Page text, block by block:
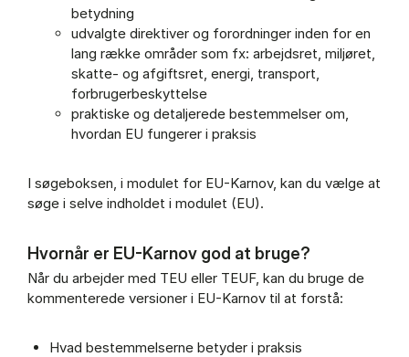
betydning
udvalgte direktiver og forordninger inden for en
lang række områder som fx: arbejdsret, miljøret,
skatte- og afgiftsret, energi, transport,
forbrugerbeskyttelse
praktiske og detaljerede bestemmelser om,
hvordan EU fungerer i praksis
I søgeboksen, i modulet for EU-Karnov, kan du vælge at
søge i selve indholdet i modulet (EU).
Hvornår er EU-Karnov god at bruge?
Når du arbejder med TEU eller TEUF, kan du bruge de
kommenterede versioner i EU-Karnov til at forstå:
Hvad bestemmelserne betyder i praksis